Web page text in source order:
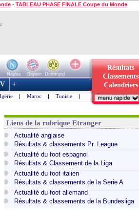
- TABLEAU PHASE FINALE Coupe du Monde
Naples Bayern
Dortmund
Résultats
Classements
Calendriers
+
| Maroc | Tunisie |
Liens de la rubrique Etranger
Actualité anglaise
Résultats & classements Pr. League
Actualité du foot espagnol
Résultats & Classement de la Liga
Actualité du foot italien
Résultats & classements de la Serie A
Actualité du foot allemand
Résultats & classements de la Bundesliga